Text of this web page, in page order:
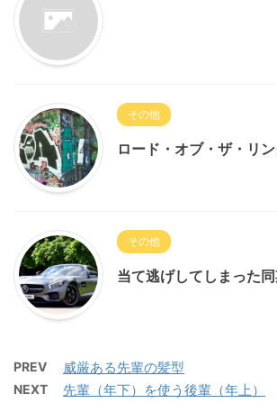
その他
ロード・オブ・ザ・リ
その他
当て逃げしてしまった
PREV 威厳ある先輩の髪型
NEXT 先輩（年下）を使う後輩（年上）